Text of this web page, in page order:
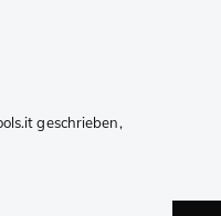
geschrieben,